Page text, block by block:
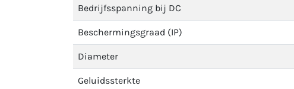
Bedrijfsspanning bij DC
Beschermingsgraad (IP)
Diameter
Geluidssterkte